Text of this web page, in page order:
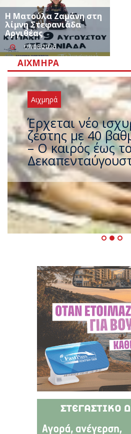
Η Ματούλα Ζαμάνη στη
λίμνη Στεφανιάδα
Αργιθέας
07/08/2026
ΑΙΧΜΗΡΆ
Αιχμηρά
Έρχεται νέο
ζέστης με 40
– Ο καιρός έως